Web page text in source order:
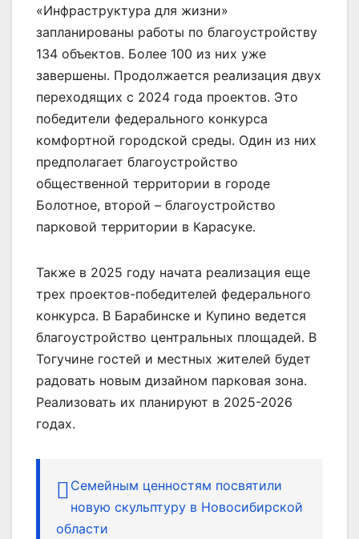
«Инфраструктура для жизни»
запланированы работы по благоустройству
134 объектов. Более 100 из них уже
завершены. Продолжается реализация двух
переходящих с 2024 года проектов. Это
победители федерального конкурса
комфортной городской среды. Один из них
предполагает благоустройство
общественной территории в городе
Болотное, второй – благоустройство
парковой территории в Карасуке.
Также в 2025 году начата реализация еще
трех проектов-победителей федерального
конкурса. В Барабинске и Купино ведется
благоустройство центральных площадей. В
Тогучине гостей и местных жителей будет
радовать новым дизайном парковая зона.
Реализовать их планируют в 2025-2026
годах.
Семейным ценностям посвятили
новую скульптуру в Новосибирской
области